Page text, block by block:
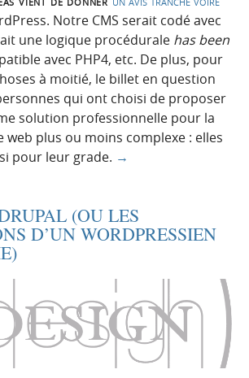
Notre CMS serait codé avec
une logique procédurale has been
avec PHP4, etc. De plus, pour
à moitié, le billet en question
qui ont choisi de proposer
solution professionnelle pour la
web plus ou moins complexe : elles
pour leur grade. →
(OU LES
D’UN WORDPRESSIEN